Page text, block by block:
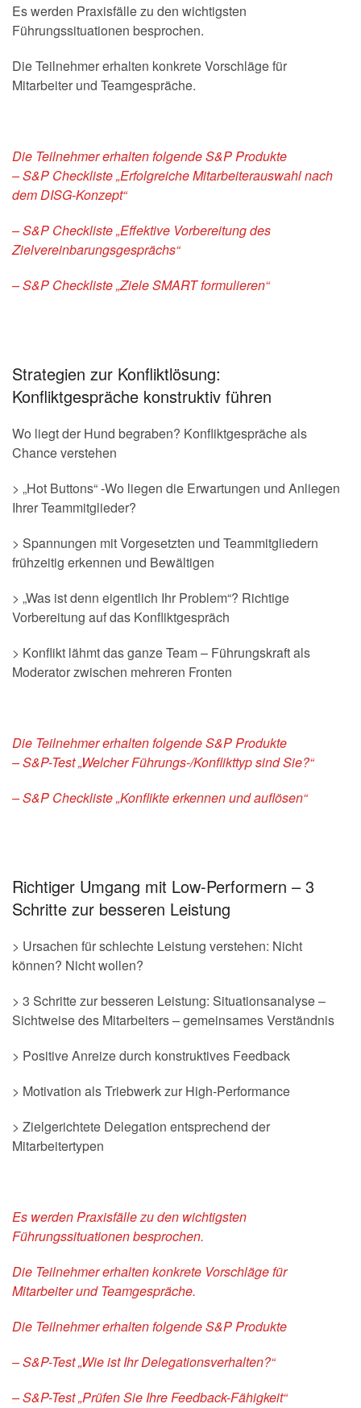
Es werden Praxisfälle zu den wichtigsten
Führungssituationen besprochen.
Die Teilnehmer erhalten konkrete Vorschläge für
Mitarbeiter und Teamgespräche.
Die Teilnehmer erhalten folgende S&P Produkte
– S&P Checkliste „Erfolgreiche Mitarbeiterauswahl nach
dem DISG-Konzept“
– S&P Checkliste „Effektive Vorbereitung des
Zielvereinbarungsgesprächs“
– S&P Checkliste „Ziele SMART formulieren“
Strategien zur Konfliktlösung:
Konfliktgespräche konstruktiv führen
Wo liegt der Hund begraben? Konfliktgespräche als
Chance verstehen
> „Hot Buttons“ -Wo liegen die Erwartungen und Anliegen
Ihrer Teammitglieder?
> Spannungen mit Vorgesetzten und Teammitgliedern
frühzeitig erkennen und Bewältigen
> „Was ist denn eigentlich Ihr Problem“? Richtige
Vorbereitung auf das Konfliktgespräch
> Konflikt lähmt das ganze Team – Führungskraft als
Moderator zwischen mehreren Fronten
Die Teilnehmer erhalten folgende S&P Produkte
– S&P-Test „Welcher Führungs-/Konflikttyp sind Sie?“
– S&P Checkliste „Konflikte erkennen und auflösen“
Richtiger Umgang mit Low-Performern – 3
Schritte zur besseren Leistung
> Ursachen für schlechte Leistung verstehen: Nicht
können? Nicht wollen?
> 3 Schritte zur besseren Leistung: Situationsanalyse –
Sichtweise des Mitarbeiters – gemeinsames Verständnis
> Positive Anreize durch konstruktives Feedback
> Motivation als Triebwerk zur High-Performance
> Zielgerichtete Delegation entsprechend der
Mitarbeitertypen
Es werden Praxisfälle zu den wichtigsten
Führungssituationen besprochen.
Die Teilnehmer erhalten konkrete Vorschläge für
Mitarbeiter und Teamgespräche.
Die Teilnehmer erhalten folgende S&P Produkte
– S&P-Test „Wie ist Ihr Delegationsverhalten?“
– S&P-Test „Prüfen Sie Ihre Feedback-Fähigkeit“